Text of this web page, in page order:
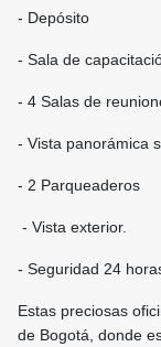
- Depósito
- Sala de
- 4 Salas de
- Vista panorámica
- 2 Parqueaderos
- Vista exterior.
- Seguridad 24
Estas preciosas
de Bogotá, donde